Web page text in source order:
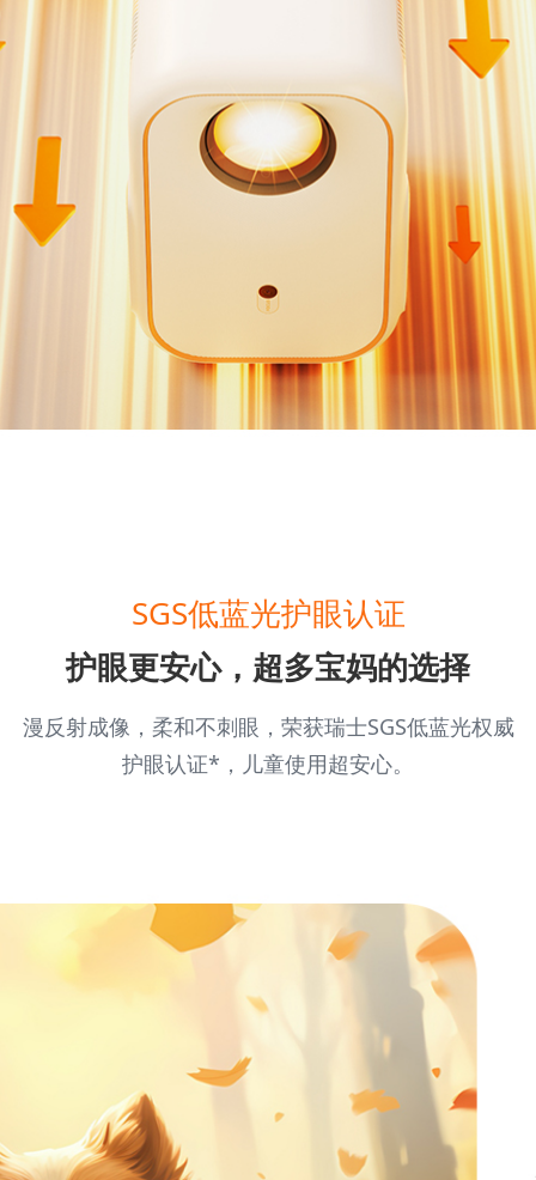
SGS低蓝光护眼认证
护眼更安心，超多宝妈的选择
漫反射成像，柔和不刺眼，荣获瑞士SGS低蓝光权威
护眼认证*，儿童使用超安心。